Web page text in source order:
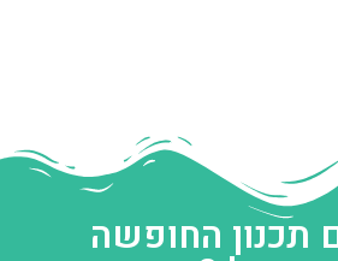
תכנון החופשה